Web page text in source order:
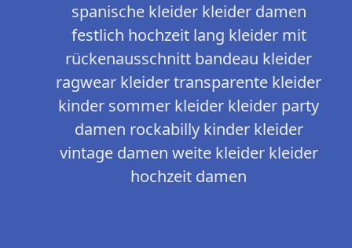
spanische kleider kleider damen
festlich hochzeit lang kleider mit
rückenausschnitt bandeau kleider
ragwear kleider transparente kleider
kinder sommer kleider kleider party
damen rockabilly kinder kleider
vintage damen weite kleider kleider
hochzeit damen